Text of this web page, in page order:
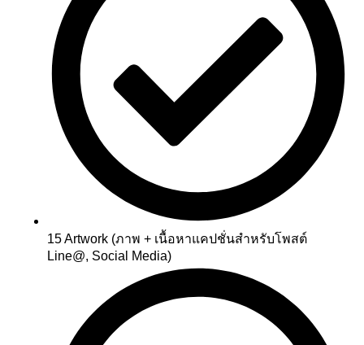
15 Artwork (ภาพ + เนื้อหาแคปชั่นสำหรับโพสต์
Line@, Social Media)